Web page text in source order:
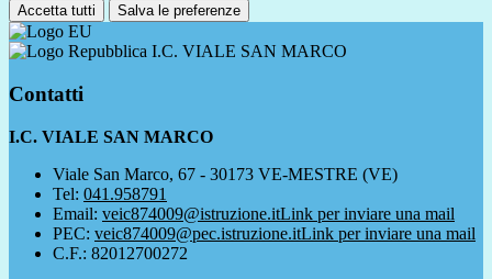
Accetta tutti Salva le preferenze
I.C. VIALE SAN MARCO
Contatti
I.C. VIALE SAN MARCO
Viale San Marco, 67 - 30173 VE-MESTRE (VE)
Tel: 041.958791
Email: veic874009@istruzione.itLink per inviare una mail
PEC: veic874009@pec.istruzione.itLink per inviare una mail
C.F.: 82012700272